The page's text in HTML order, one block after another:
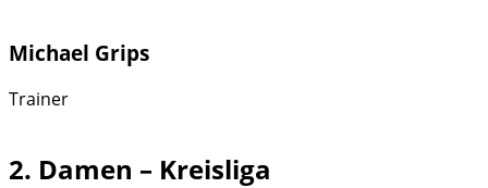
Michael Grips
Trainer
2. Damen – Kreisliga